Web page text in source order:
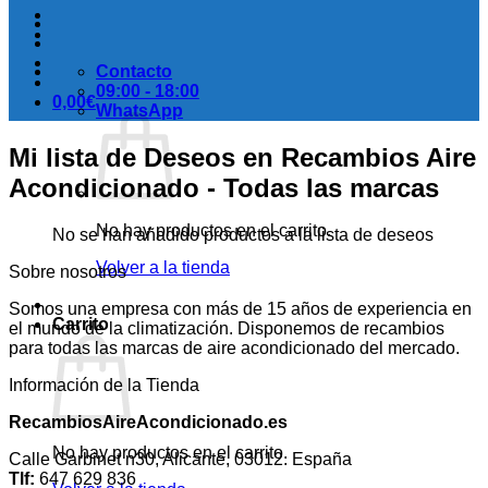
0,00€
No hay productos en el carrito.
Volver a la tienda
Carrito
No hay productos en el carrito.
Contacto
09:00 - 18:00
WhatsApp
Mi lista de Deseos en Recambios Aire
Acondicionado - Todas las marcas
No se han añadido productos a la lista de deseos
Sobre nosotros
Somos una empresa con más de 15 años de experiencia en
el mundo de la climatización. Disponemos de recambios
para todas las marcas de aire acondicionado del mercado.
Información de la Tienda
RecambiosAireAcondicionado.es
Calle Garbinet n30, Alicante, 03012. España
Tlf: 647 629 836